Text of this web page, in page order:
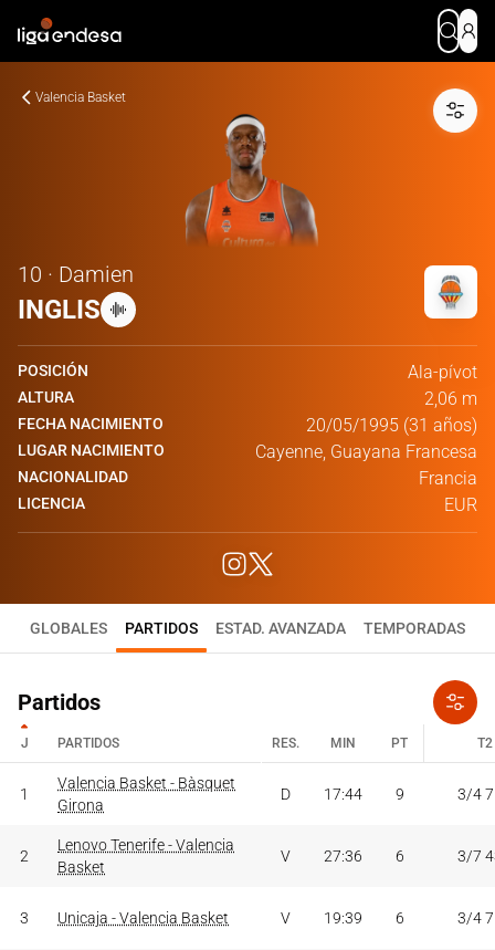
Valencia Basket
10 · Damien
INGLIS
POSICIÓN Ala-pívot
ALTURA 2,06 m
FECHA NACIMIENTO 20/05/1995 (31 años)
LUGAR NACIMIENTO Cayenne, Guayana Francesa
NACIONALIDAD Francia
LICENCIA EUR
GLOBALES PARTIDOS ESTAD. AVANZADA TEMPORADAS
Partidos
J PARTIDOS RES. MIN PT T2
PARTIDOS
1
Valencia Basket - Bàsquet
Girona
D 17:44 9 3/4
2
Lenovo Tenerife - Valencia
Basket
V 27:36 6 3/7
3 Unicaja - Valencia Basket V 19:39 6 3/4